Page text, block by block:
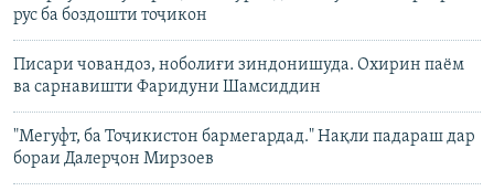
рус ба боздошти тоҷикон
Писари човандоз, ноболиғи зиндонишуда. Охирин паём
ва сарнавишти Фаридуни Шамсиддин
"Мегуфт, ба Тоҷикистон бармегардад." Нақли падараш дар
бораи Далерҷон Мирзоев